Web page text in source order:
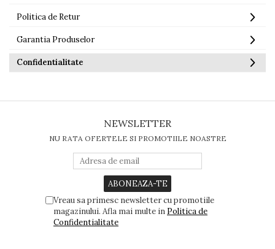
Politica de Retur
Garantia Produselor
Confidentialitate
NEWSLETTER
NU RATA OFERTELE SI PROMOTIILE NOASTRE
Vreau sa primesc newsletter cu promotiile
magazinului. Afla mai multe in Politica de
Confidentialitate